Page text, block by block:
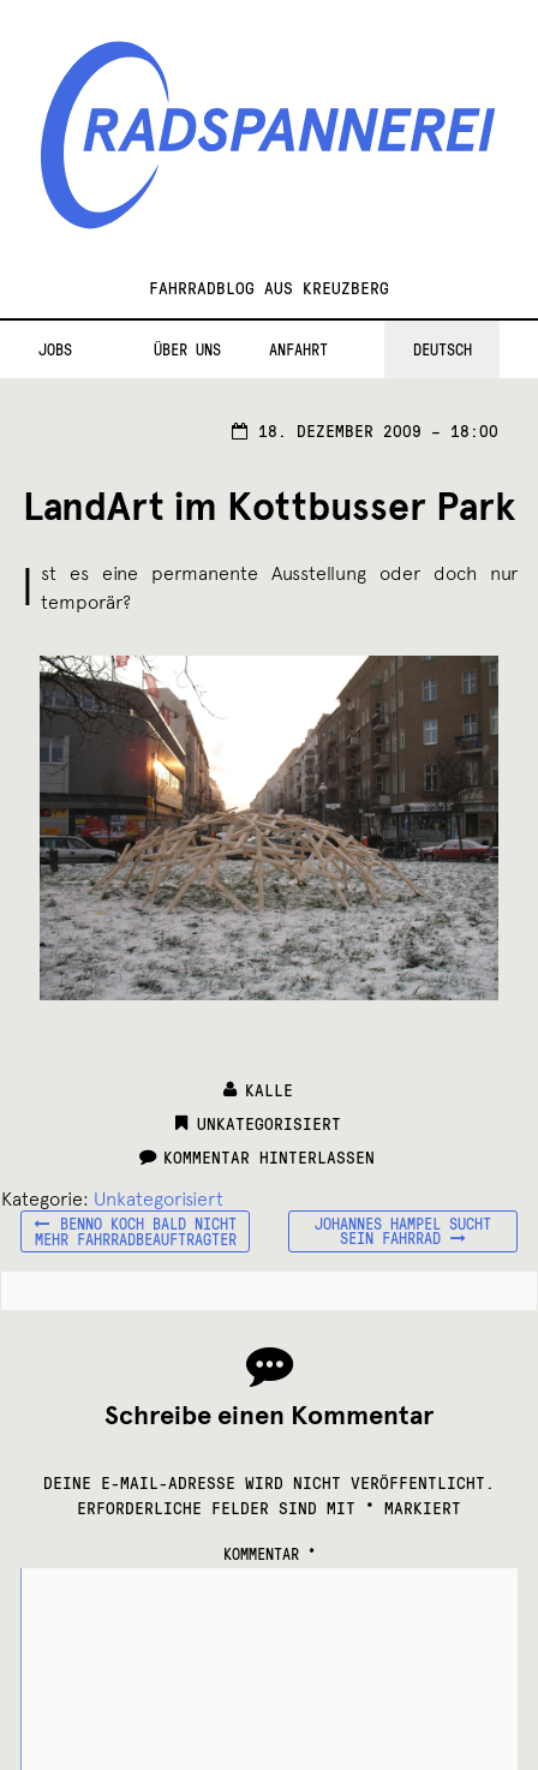
RadspannereiFAHRRADBLOG AUS KREUZBERG
JOBS ÜBER UNS ANFAHRT DEUTSCH
18. DEZEMBER 2009 – 18:00
LandArt im Kottbusser Park
I st es eine permanente Ausstellung oder doch nur
temporär?
KALLE
CATEGORIES:
UNKATEGORISIERT
KOMMENTAR HINTERLASSEN
Kategorie: Unkategorisiert
Beitragsnavigation
VORHERIGER
BEITRAG:
BENNO KOCH BALD NICHT
MEHR FAHRRADBEAUFTRAGTER
NÄCHSTER
BEITRAG:
JOHANNES HAMPEL SUCHT
SEIN FAHRRAD
Schreibe einen Kommentar
DEINE E-MAIL-ADRESSE WIRD NICHT VERÖFFENTLICHT.
ERFORDERLICHE FELDER SIND MIT * MARKIERT
KOMMENTAR *